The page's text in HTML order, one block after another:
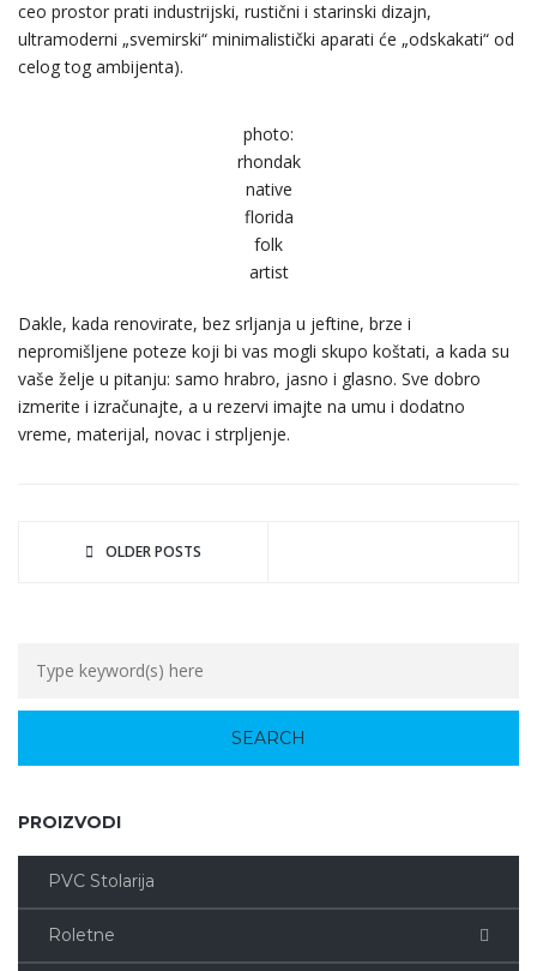
ceo prostor prati industrijski, rustični i starinski dizajn,
ultramoderni „svemirski“ minimalistički aparati će „odskakati“ od
celog tog ambijenta).
photo:
rhondak
native
florida
folk
artist
Dakle, kada renovirate, bez srljanja u jeftine, brze i
nepromišljene poteze koji bi vas mogli skupo koštati, a kada su
vaše želje u pitanju: samo hrabro, jasno i glasno. Sve dobro
izmerite i izračunajte, a u rezervi imajte na umu i dodatno
vreme, materijal, novac i strpljenje.
OLDER POSTS
PROIZVODI
PVC Stolarija
Roletne